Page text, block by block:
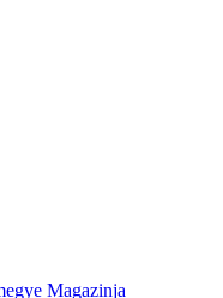
Magazinja